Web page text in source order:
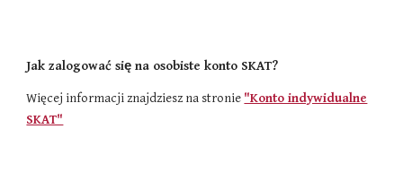
Jak zalogować się na osobiste konto SKAT?
Więcej informacji znajdziesz na stronie "Konto indywidualne
SKAT"